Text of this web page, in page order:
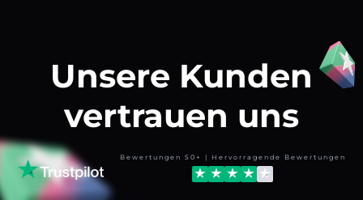
Unsere Kunden
vertrauen uns
Bewertungen 50+ | Hervorragende Bewertungen